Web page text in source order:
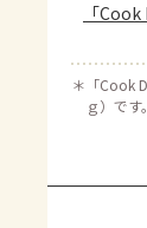
「
＊ 「Cook
ｇ）です。